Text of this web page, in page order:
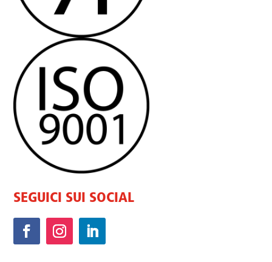
SEGUICI SUI SOCIAL